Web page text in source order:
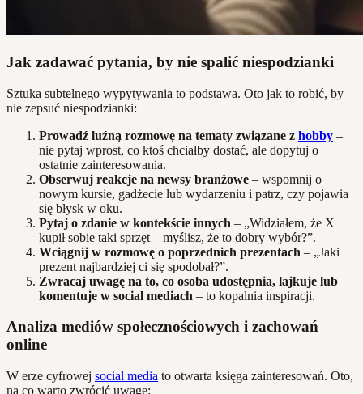
Jak zadawać pytania, by nie spalić niespodzianki
Sztuka subtelnego wypytywania to podstawa. Oto jak to robić, by
nie zepsuć niespodzianki:
Prowadź luźną rozmowę na tematy związane z hobby –
nie pytaj wprost, co ktoś chciałby dostać, ale dopytuj o
ostatnie zainteresowania.
Obserwuj reakcje na newsy branżowe – wspomnij o
nowym kursie, gadżecie lub wydarzeniu i patrz, czy pojawia
się błysk w oku.
Pytaj o zdanie w kontekście innych – „Widziałem, że X
kupił sobie taki sprzęt – myślisz, że to dobry wybór?”.
Wciągnij w rozmowę o poprzednich prezentach – „Jaki
prezent najbardziej ci się spodobał?”.
Zwracaj uwagę na to, co osoba udostępnia, lajkuje lub
komentuje w social mediach – to kopalnia inspiracji.
Analiza mediów społecznościowych i zachowań
online
W erze cyfrowej social media to otwarta księga zainteresowań. Oto,
na co warto zwrócić uwagę: